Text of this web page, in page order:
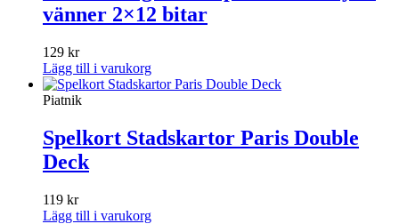
vänner 2×12 bitar
129 kr
Lägg till i varukorg
Piatnik
Spelkort Stadskartor Paris Double
Deck
119 kr
Lägg till i varukorg